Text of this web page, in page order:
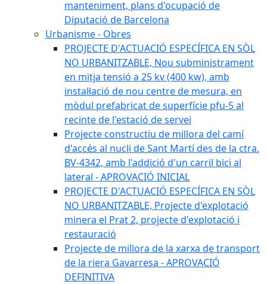
manteniment, plans d'ocupació de
Diputació de Barcelona
Urbanisme - Obres
PROJECTE D'ACTUACIÓ ESPECÍFICA EN SÒL
NO URBANITZABLE, Nou subministrament
en mitja tensió a 25 kv (400 kw), amb
instal·lació de nou centre de mesura, en
mòdul prefabricat de superfície pfu-5 al
recinte de l'estació de servei
Projecte constructiu de millora del camí
d'accés al nucli de Sant Martí des de la ctra.
BV-4342, amb l'addició d'un carril bici al
lateral - APROVACIÓ INICIAL
PROJECTE D'ACTUACIÓ ESPECÍFICA EN SÒL
NO URBANITZABLE, Projecte d'explotació
minera el Prat 2, projecte d'explotació i
restauració
Projecte de millora de la xarxa de transport
de la riera Gavarresa - APROVACIÓ
DEFINITIVA